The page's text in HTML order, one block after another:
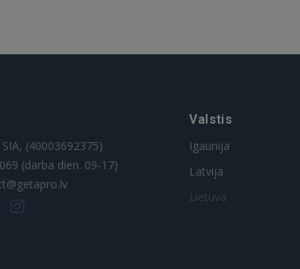
(40003692375)
(darba dien. 09-17)
Valstis
Igaunija
Latvija
Lietuva